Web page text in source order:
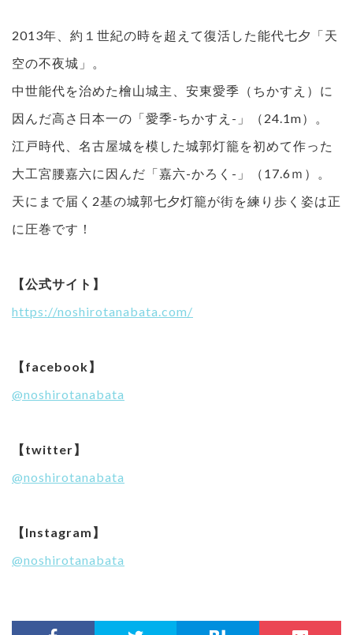
2013年、約１世紀の時を超えて復活した能代七夕「天
空の不夜城」。
中世能代を治めた檜山城主、安東愛季（ちかすえ）に
因んだ高さ日本一の「愛季-ちかすえ-」（24.1m）。
江戸時代、名古屋城を模した城郭灯籠を初めて作った
大工宮腰嘉六に因んだ「嘉六-かろく-」（17.6ｍ）。
天にまで届く2基の城郭七夕灯籠が街を練り歩く姿は正
に圧巻です！
【公式サイト】
https://noshirotanabata.com/
【facebook】
@noshirotanabata
【twitter】
@noshirotanabata
【Instagram】
@noshirotanabata